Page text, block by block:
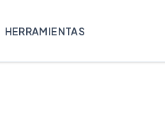
HERRAMIENTAS